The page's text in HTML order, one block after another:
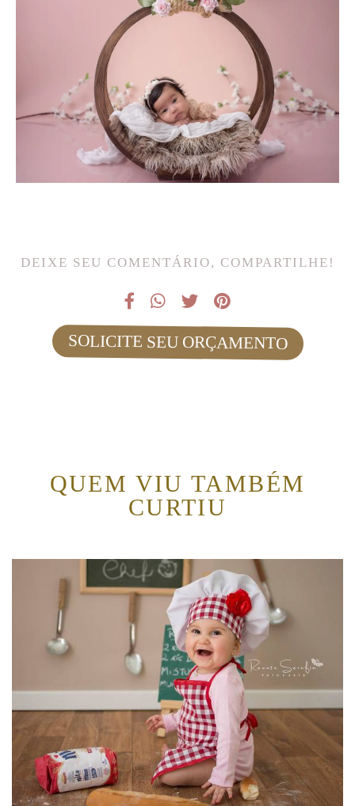
DEIXE SEU COMENTÁRIO, COMPARTILHE!
SOLICITE SEU ORÇAMENTO
QUEM VIU TAMBÉM
CURTIU